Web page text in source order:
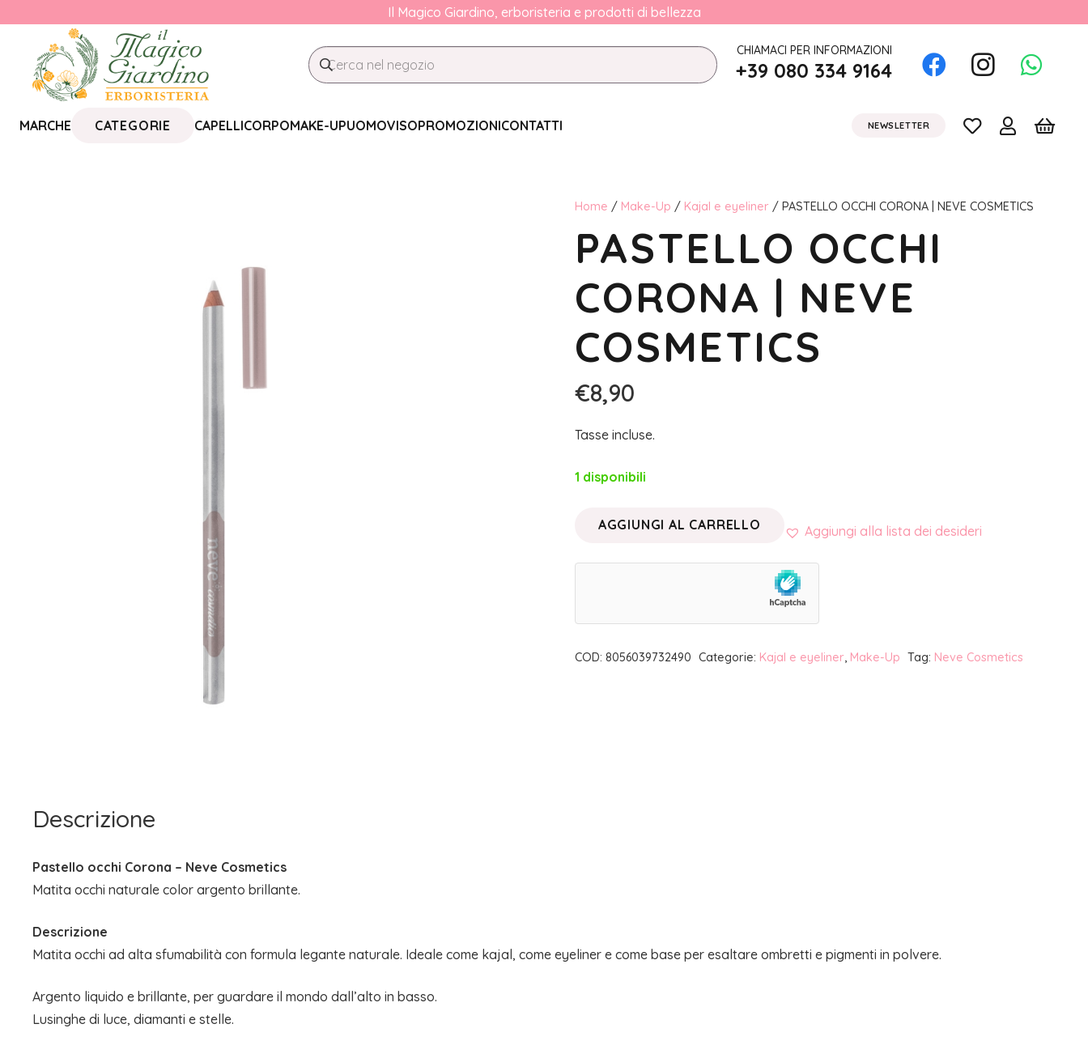
Il Magico Giardino, erboristeria e prodotti di bellezza
CHIAMACI PER INFORMAZIONI
+39 080 334 9164
MARCHE CATEGORIE CAPELLICORPOMAKE-UPUOMOVISOPROMOZIONICONTATTI NEWSLETTER
Home / Make-Up / Kajal e eyeliner / PASTELLO OCCHI CORONA | NEVE COSMETICS
PASTELLO OCCHI
CORONA | NEVE
COSMETICS
€8,90
Tasse incluse.
1 disponibili
NEVE
COSMETICS
AGGIUNGI AL CARRELLO Aggiungi alla lista dei desideri
COD: 8056039732490 Categorie: Kajal e eyeliner, Make-Up Tag: Neve Cosmetics
Descrizione
Pastello occhi Corona – Neve Cosmetics
Matita occhi naturale color argento brillante.
Descrizione
Matita occhi ad alta sfumabilità con formula legante naturale. Ideale come kajal, come eyeliner e come base per esaltare ombretti e pigmenti in polvere.
Argento liquido e brillante, per guardare il mondo dall’alto in basso.
Lusinghe di luce, diamanti e stelle.